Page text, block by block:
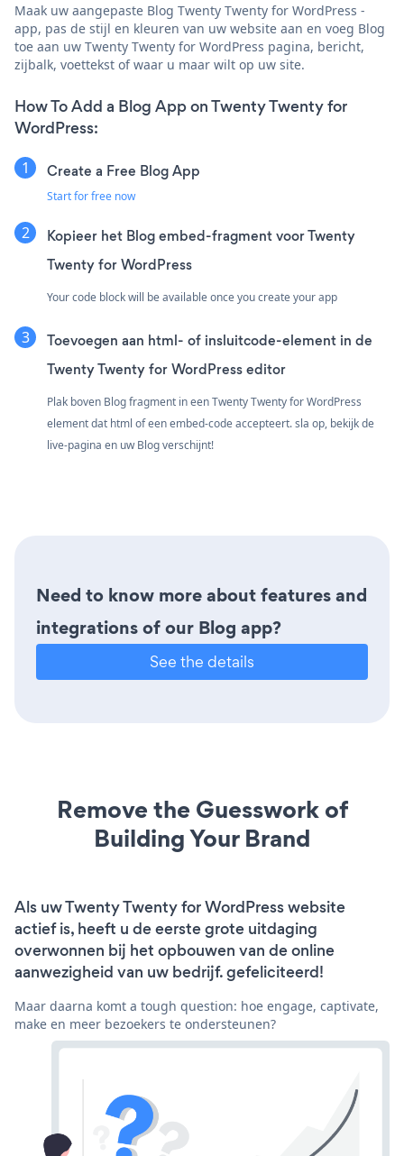
Maak uw aangepaste Blog Twenty Twenty for WordPress -
app, pas de stijl en kleuren van uw website aan en voeg Blog
toe aan uw Twenty Twenty for WordPress pagina, bericht,
zijbalk, voettekst of waar u maar wilt op uw site.
How To Add a Blog App on Twenty Twenty for
WordPress:
Create a Free Blog App
Start for free now
Kopieer het Blog embed-fragment voor Twenty
Twenty for WordPress
Your code block will be available once you create your app
Toevoegen aan html- of insluitcode-element in de
Twenty Twenty for WordPress editor
Plak boven Blog fragment in een Twenty Twenty for WordPress
element dat html of een embed-code accepteert. sla op, bekijk de
live-pagina en uw Blog verschijnt!
Need to know more about features and
integrations of our Blog app?
See the details
Remove the Guesswork of
Building Your Brand
Als uw Twenty Twenty for WordPress website
actief is, heeft u de eerste grote uitdaging
overwonnen bij het opbouwen van de online
aanwezigheid van uw bedrijf. gefeliciteerd!
Maar daarna komt a tough question: hoe engage, captivate,
make en meer bezoekers te ondersteunen?